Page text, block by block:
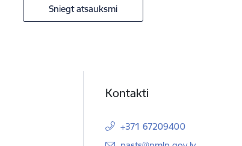
Sniegt atsauksmi
Kontakti
+371 67209400